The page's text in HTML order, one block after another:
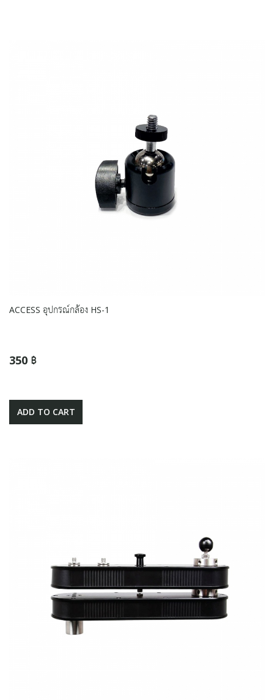
ACCESS อุปกรณ์กล้อง HS-1
350 ฿
ADD TO CART